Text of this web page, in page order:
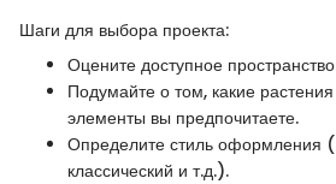
Шаги для выбора проекта:
Оцените доступное
Подумайте о том, какие
элементы вы предпочитаете.
Определите стиль оформления
классический и т.д.).